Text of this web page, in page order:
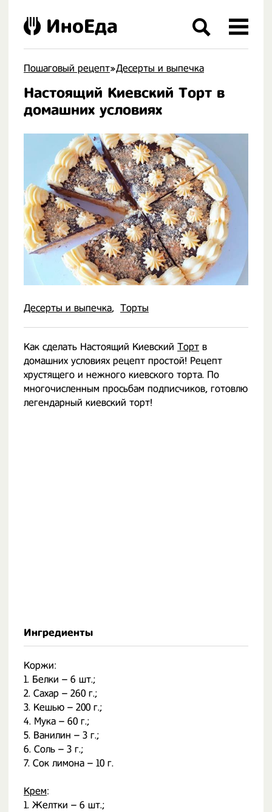
Пошаговый рецепт»Десерты и выпечка
Настоящий Киевский Торт в
домашних условиях
Десерты и выпечка Торты
Как сделать Настоящий Киевский Торт в
домашних условиях рецепт простой! Рецепт
хрустящего и нежного киевского торта. По
многочисленным просьбам подписчиков, готовлю
легендарный киевский торт!
Ингредиенты
Коржи:
1. Белки – 6 шт.;
2. Сахар – 260 г.;
3. Кешью – 200 г.;
4. Мука – 60 г.;
5. Ванилин – 3 г.;
6. Соль – 3 г.;
7. Сок лимона – 10 г.
Крем:
1. Желтки – 6 шт.;
ИноЕда